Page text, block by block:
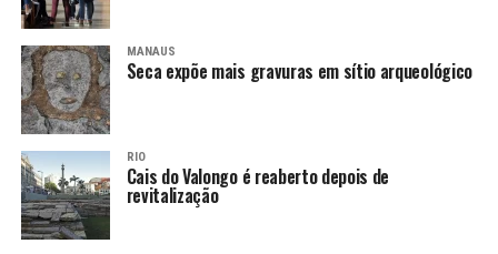
MANAUS
Seca expõe mais gravuras em sítio arqueológico
RIO
Cais do Valongo é reaberto depois de
revitalização